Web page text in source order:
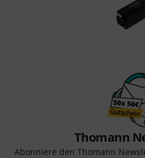
Thomann
Abonniere den Thomann